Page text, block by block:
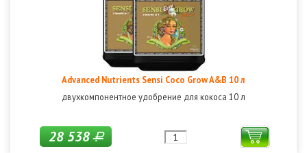
Advanced Nutrients Sensi Coco Grow A&B 10 л
двухкомпонентное удобрение для кокоса 10 л
28 538Р